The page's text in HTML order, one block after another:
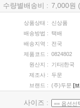
수량별배송비 : 7,000원
상품상태 :
신상품
배송방법 :
택배
배송지역 :
전국
제품코드 : 0824802
원산지 :
기타|한국
제조사 :
두문
브랜드 : (주)두문 [
사이즈 :